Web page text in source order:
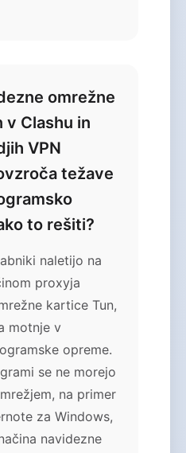
omrežne
v Clashu in
VPN
težave
to rešiti?
naletijo na
proxyja
kartice Tun,
motnje v
opreme.
se ne morejo
na primer
za Windows,
navidezne